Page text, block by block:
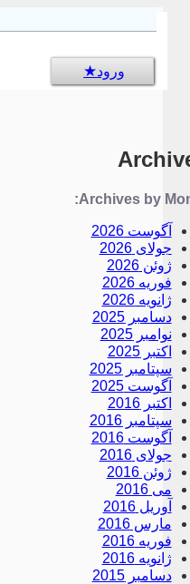
ورود
Archives by
آگوست 2026
جولای 2026
ژوئن 2026
فوریه 2026
ژانویه 2026
دسامبر 2025
نوامبر 2025
اکتبر 2025
سپتامبر 2025
آگوست 2025
اکتبر 2016
سپتامبر 2016
آگوست 2016
جولای 2016
ژوئن 2016
می 2016
آوریل 2016
مارس 2016
فوریه 2016
ژانویه 2016
دسامبر 2015